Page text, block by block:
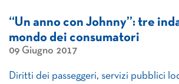
“Un anno con Johnny”: tre
mondo dei consumatori
09 Giugno 2017
Diritti dei passeggeri, servizi pubblici